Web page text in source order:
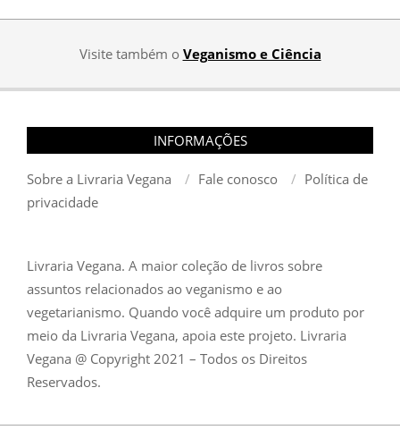
Visite também o Veganismo e Ciência
INFORMAÇÕES
Sobre a Livraria Vegana Fale conosco
Política de
privacidade
Livraria Vegana. A maior coleção de livros sobre
assuntos relacionados ao veganismo e ao
vegetarianismo. Quando você adquire um produto por
meio da Livraria Vegana, apoia este projeto. Livraria
Vegana @ Copyright 2021 – Todos os Direitos
Reservados.